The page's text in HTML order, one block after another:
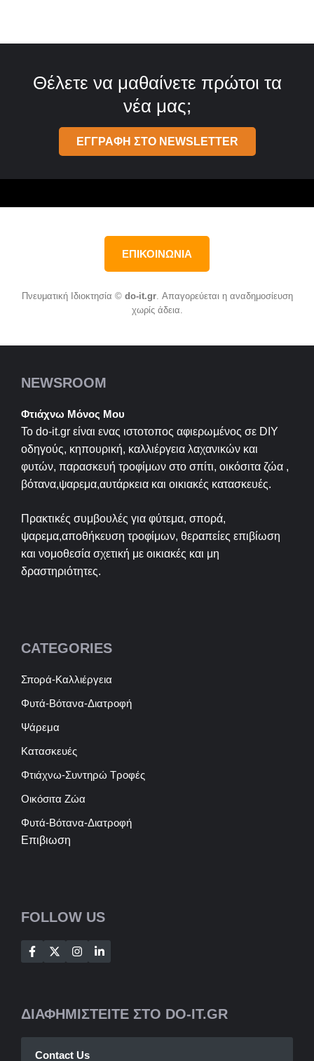
Θέλετε να μαθαίνετε πρώτοι τα
νέα μας;
ΕΓΓΡΑΦΗ ΣΤΟ NEWSLETTER
ΕΠΙΚΟΙΝΩΝΙΑ
Πνευματική Ιδιοκτησία © do-it.gr. Απαγορεύεται η αναδημοσίευση
χωρίς άδεια.
NEWSROOM
Φτιάχνω Μόνος Μου
Το do-it.gr είναι ενας ιστοτοπος αφιερωμένος σε DIY
οδηγούς, κηπουρική, καλλιέργεια λαχανικών και
φυτών, παρασκευή τροφίμων στο σπίτι, οικόσιτα ζώα ,
βότανα,ψαρεμα,αυτάρκεια και οικιακές κατασκευές.
Πρακτικές συμβουλές για φύτεμα, σπορά,
ψαρεμα,αποθήκευση τροφίμων, θεραπείες επιβίωση
και νομοθεσία σχετική με οικιακές και μη
δραστηριότητες.
CATEGORIES
Σπορά-Καλλιέργεια
Φυτά-Βότανα-Διατροφή
Ψάρεμα
Κατασκευές
Φτιάχνω-Συντηρώ Τροφές
Οικόσιτα Ζώα
Φυτά-Βότανα-Διατροφή
Επιβιωση
FOLLOW US
ΔΙΑΦΗΜΙΣΤΕΙΤΕ ΣΤΟ DO-IT.GR
Contact Us